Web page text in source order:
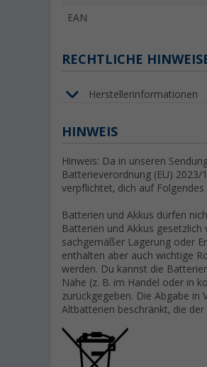
EAN
RECHTLICHE
Herstellerinformationen
HINWEIS
Hinweis: Da in unseren
Batterieverordnung (EU)
verpflichtet, dich auf Folgendes
Batterien und Akkus dürfen
Batterien und Akkus
sachgemäßer Lagerung oder
enthalten aber auch wichtige
werden. Du kannst die
Nähe (z. B. im Handel oder in
zurückgegeben. Die Abgabe in
Altbatterien beschränkt, die